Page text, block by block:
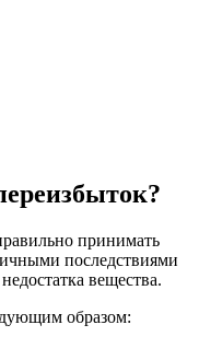
принимать
последствиями
вещества.
образом: